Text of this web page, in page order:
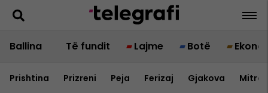
Ballina Të fundit Lajme Botë
Prishtina Prizreni Peja Ferizaj Gjakova